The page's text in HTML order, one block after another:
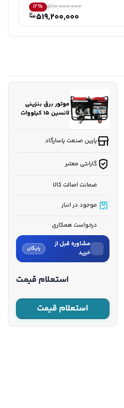
590,000,000
12%
519,200,000
موتور برق بنزینی
لانسین ۱۵ کیلووات
پارین صنعت پاسارگاد
گارانتی معتبر
ضمانت اصالت کالا
موجود در انبار
درخواست همکاری
مشاوره قبل از
خرید
رایگان
نام خانوادگی
شماره موبایل
استعلام قیمت
استعلام قیمت